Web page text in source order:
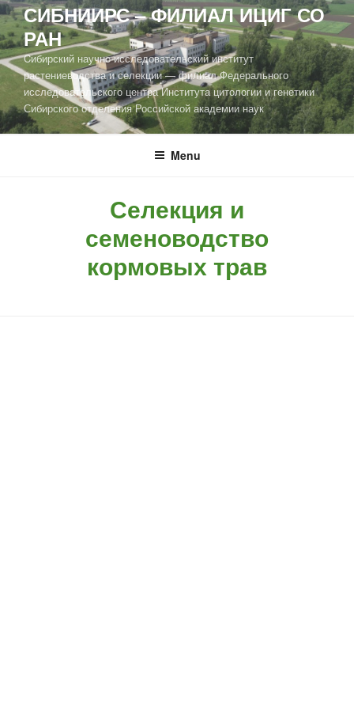
СИБНИИРС – ФИЛИАЛ ИЦИГ СО
РАН
Cибирский научно-исследовательский институт
растениеводства и селекции — филиал Федерального
исследовательского центра Института цитологии и генетики
Сибирского отделения Российской академии наук
Menu
Селекция и
семеноводство
кормовых трав